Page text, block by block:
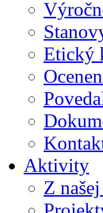
Etický
Aktivity
Z